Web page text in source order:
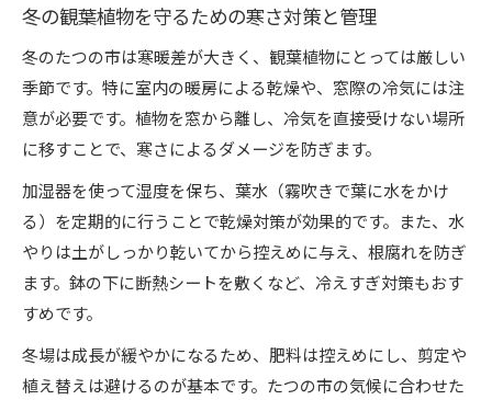
冬の観葉植物を守るための寒さ対策と管理
冬のたつの市は寒暖差が大きく、観葉植物にとっては厳しい
季節です。特に室内の暖房による乾燥や、窓際の冷気には注
意が必要です。植物を窓から離し、冷気を直接受けない場所
に移すことで、寒さによるダメージを防ぎます。
加湿器を使って湿度を保ち、葉水（霧吹きで葉に水をかけ
る）を定期的に行うことで乾燥対策が効果的です。また、水
やりは土がしっかり乾いてから控えめに与え、根腐れを防ぎ
ます。鉢の下に断熱シートを敷くなど、冷えすぎ対策もおす
すめです。
冬場は成長が緩やかになるため、肥料は控えめにし、剪定や
植え替えは避けるのが基本です。たつの市の気候に合わせた